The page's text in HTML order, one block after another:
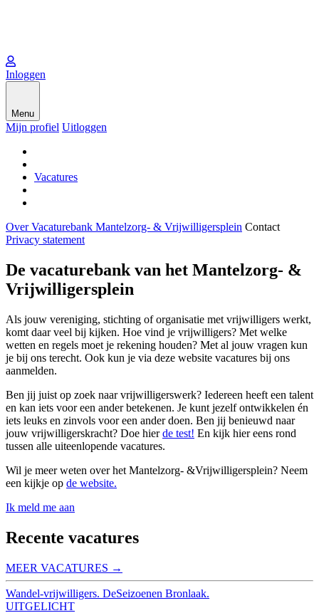
Inloggen
Menu
Mijn profiel Uitloggen
Vacatures
Over Vacaturebank Mantelzorg- & Vrijwilligersplein Contact
Privacy statement
De vacaturebank van het Mantelzorg- &
Vrijwilligersplein
Als jouw vereniging, stichting of organisatie met vrijwilligers werkt,
komt daar veel bij kijken. Hoe vind je vrijwilligers? Met welke
wetten en regels moet je rekening houden? Met al jouw vragen kun
je bij ons terecht. Ook kun je via deze website vacatures bij ons
aanmelden.
Ben jij juist op zoek naar vrijwilligerswerk? Iedereen heeft een talent
en kan iets voor een ander betekenen. Je kunt jezelf ontwikkelen én
iets leuks en zinvols voor een ander doen. Ben jij benieuwd naar
jouw vrijwilligerskracht? Doe hierde test! En kijk hier eens rond
tussen alle uiteenlopende vacatures.
Wil je meer weten over het Mantelzorg- &Vrijwilligersplein? Neem
een kijkje op de website.
Ik meld me aan
Recente vacatures
MEER VACATURES →
Wandel-vrijwilligers. DeSeizoenen Bronlaak.
UITGELICHT